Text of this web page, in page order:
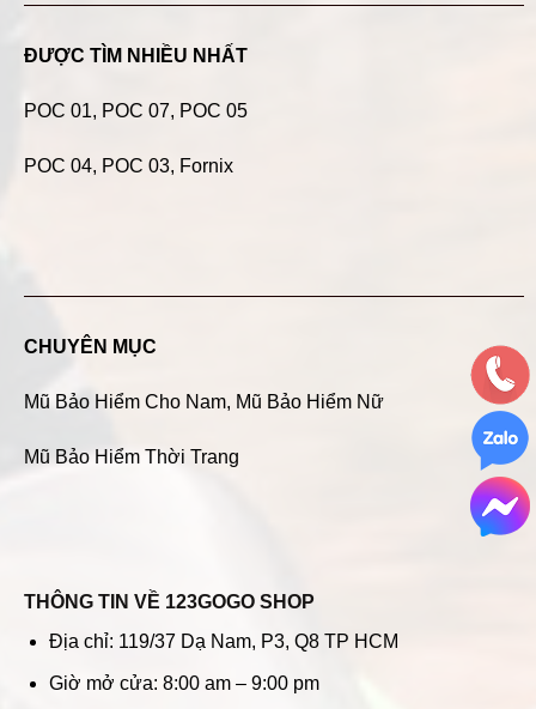
ĐƯỢC TÌM NHIỀU NHẤT
POC 01, POC 07, POC 05
POC 04, POC 03, Fornix
CHUYÊN MỤC
Mũ Bảo Hiểm Cho Nam, Mũ Bảo Hiểm Nữ
Mũ Bảo Hiểm Thời Trang
THÔNG TIN VỀ 123GOGO SHOP
Địa chỉ: 119/37 Dạ Nam, P3, Q8 TP HCM
Giờ mở cửa: 8:00 am – 9:00 pm